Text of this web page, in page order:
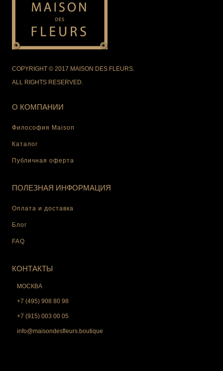
COPYRIGHT © 2017 MAISON DES FLEURS.
ALL RIGHTS RESERVED.
О КОМПАНИИ
Философия Maison
Каталог
Публичная оферта
ПОЛЕЗНАЯ ИНФОРМАЦИЯ
Оплата и доставка
Блог
FAQ
КОНТАКТЫ
МОСКВА
+7 (495) 908 80 98
+7 (915) 003 00 05
info@maisondesfleurs.boutique